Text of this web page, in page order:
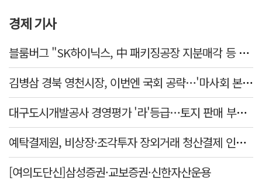
경제 기사
블룸버그 "SK하이닉스, 中 패키징공장 지분매각 등 검토"
김병삼 경북 영천시장, 이번엔 국회 공략…'마사회 본사 이전·광역교통망 확충' 요청
대구도시개발공사 경영평가 '라'등급…토지 판매 부진에 1년 만에 두 단계 '뚝'
예탁결제원, 비상장·조각투자 장외거래 청산결제 인프라 구축 착수…연내 가동
[여의도단신]삼성증권·교보증권·신한자산운용